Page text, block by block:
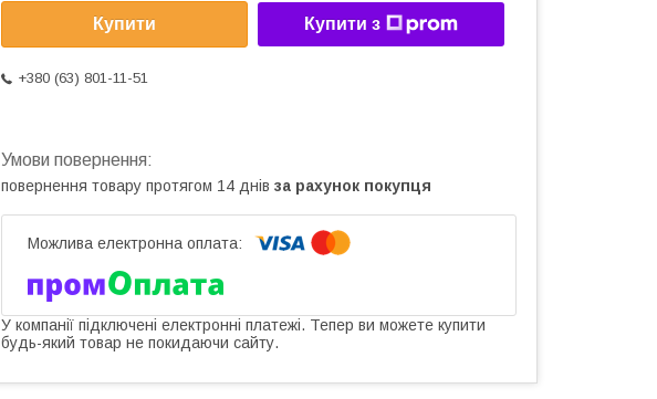
Купити Купити з
+380 (63) 801-11-51
повернення товару протягом 14 днів за рахунок покупця
У компанії підключені електронні платежі. Тепер ви можете купити
будь-який товар не покидаючи сайту.